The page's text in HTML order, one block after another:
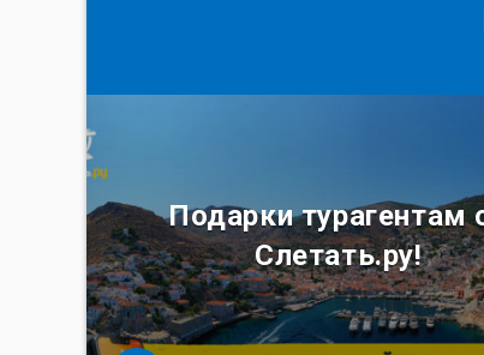
Подарки турагентам
Слетать.ру!